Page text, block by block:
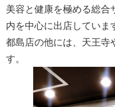
美容と健康を極める総合
内を中心に出店していま
都島店の他には、天王寺
す。